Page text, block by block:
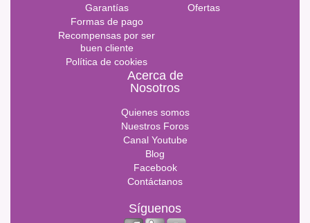
Garantías
Formas de pago
Recompensas por ser
buen cliente
Política de cookies
Ofertas
Acerca de
Nosotros
Quienes somos
Nuestros Foros
Canal Youtube
Blog
Facebook
Contáctanos
Síguenos